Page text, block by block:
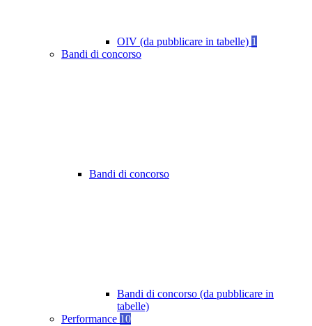
OIV (da pubblicare in tabelle) 1
Bandi di concorso
Bandi di concorso
Bandi di concorso (da pubblicare in
tabelle)
Performance 10